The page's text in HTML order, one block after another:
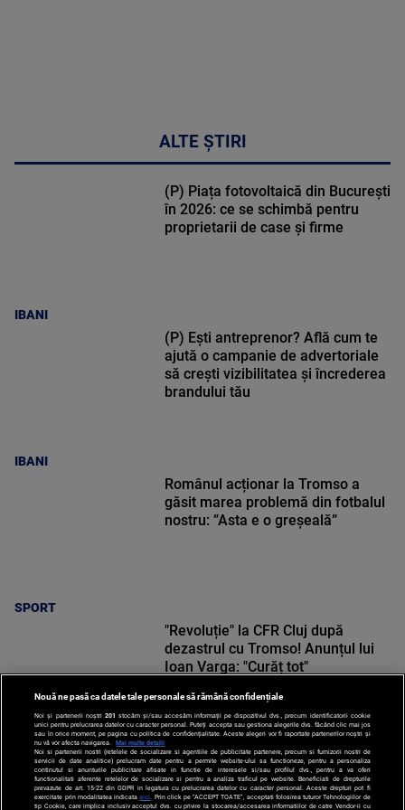
ALTE ȘTIRI
IBANI
(P) Piața fotovoltaică din București
în 2026: ce se schimbă pentru
proprietarii de case și firme
IBANI
(P) Ești antreprenor? Află cum te
ajută o campanie de advertoriale
să crești vizibilitatea și încrederea
brandului tău
SPORT
Românul acționar la Tromso a
găsit marea problemă din fotbalul
nostru: ”Asta e o greșeală”
SPORT
"Revoluție" la CFR Cluj după
dezastrul cu Tromso! Anunțul lui
Ioan Varga: "Curăț tot"
Nouă ne pasă ca datele tale personale să rămână confidențiale
Noi și partenerii noștri 201 stocăm și/sau accesăm informații pe dispozitivul dvs., precum identificatorii cookie
unici pentru prelucrarea datelor cu caracter personal. Puteți accepta sau gestiona alegerile dvs. făcând clic mai jos
sau în orice moment, pe pagina cu politica de confidențialitate. Aceste alegeri vor fi raportate partenerilor noștri și
nu vă vor afecta navigarea.
Mai multe detalii
Noi si partenerii nostri (retelele de socializare si agentiile de publicitate partenere, precum si furnizorii nostri de
servicii de date analitice) prelucram date pentru a permite website-ului sa functioneze, pentru a personaliza
continutul si anunturile publicitare afisate in functie de interesele si/sau profilul dvs., pentru a va oferi
functionalitati aferente retelelor de socializare si pentru a analiza traficul pe website. Beneficiati de drepturile
prevazute de art. 15-22 din GDPR in legatura cu prelucrarea datelor cu caracter personal. Aceste drepturi pot fi
exercitate prin modalitatea indicataaici . Prin click pe “ACCEPT TOATE”, acceptati folosirea tuturor Tehnologiilor de
tip Cookie, care implica inclusiv acceptul dvs. cu privire la stocarea/accesarea informatiilor de catre Vendor-ii cu